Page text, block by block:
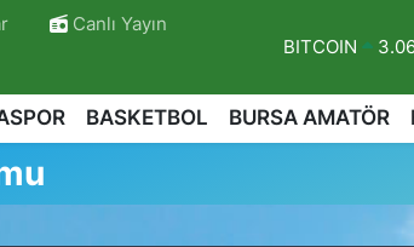
Canlı Yayın
BITCOIN
DOLAR
BASKETBOL BURSA AMATÖR